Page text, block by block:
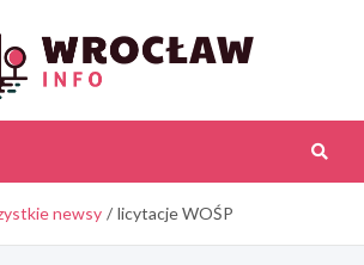
newsy licytacje WOŚP